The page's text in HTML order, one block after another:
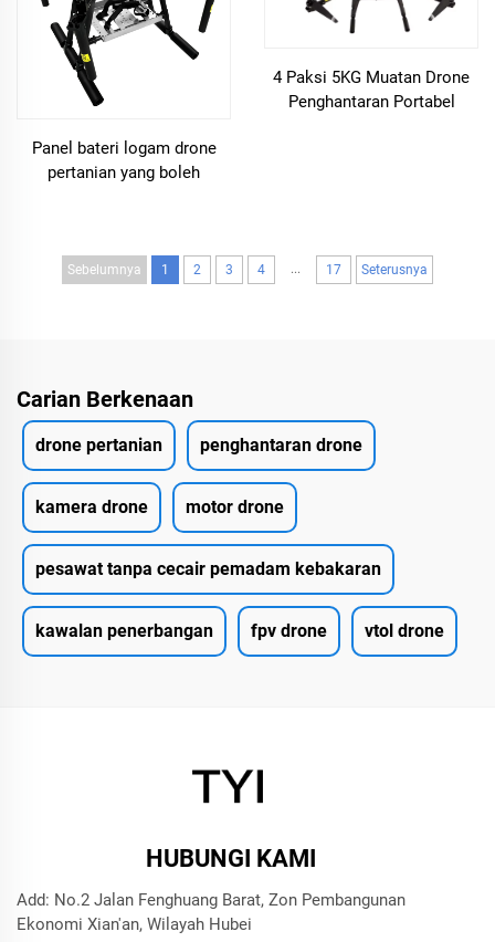
Panel bateri logam drone
pertanian yang boleh
4 Paksi 5KG Muatan Drone
Penghantaran Portabel
Sebelumnya 1 2 3 4 ... 17 Seterusnya
Carian Berkenaan
drone pertanian penghantaran drone
kamera drone motor drone
pesawat tanpa cecair pemadam kebakaran
kawalan penerbangan fpv drone vtol drone
HUBUNGI KAMI
Add: No.2 Jalan Fenghuang Barat, Zon Pembangunan
Ekonomi Xian'an, Wilayah Hubei